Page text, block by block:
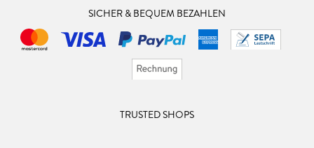
SICHER & BEQUEM BEZAHLEN
TRUSTED SHOPS